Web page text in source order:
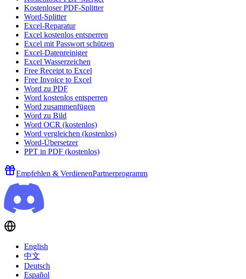
Kostenloser PDF-Splitter
Word-Splitter
Excel-Reparatur
Excel kostenlos entsperren
Excel mit Passwort schützen
Excel-Datenreiniger
Excel Wasserzeichen
Free Receipt to Excel
Free Invoice to Excel
Word zu PDF
Word kostenlos entsperren
Word zusammenfügen
Word zu Bild
Word OCR (kostenlos)
Word vergleichen (kostenlos)
Word-Übersetzer
PPT in PDF (kostenlos)
Empfehlen & VerdienenPartnerprogramm
English
中文
Deutsch
Español